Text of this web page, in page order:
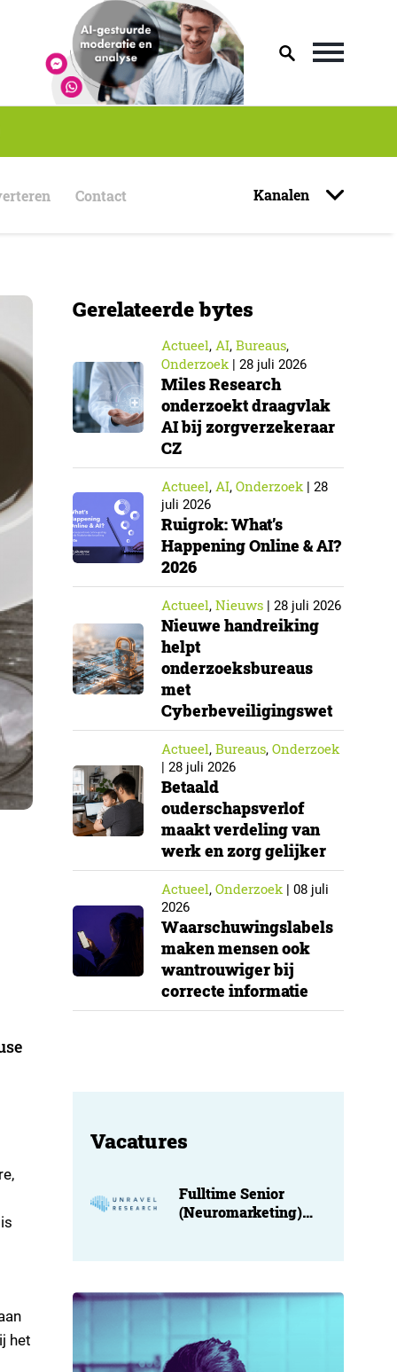
Contact Kanalen
het
Gerelateerde bytes
Actueel, AI, Bureaus,
Onderzoek| 28 juli 2026
Miles Research
onderzoekt draagvlak
AI bij zorgverzekeraar
CZ
Actueel, AI, Onderzoek| 28
juli 2026
Ruigrok: What’s
Happening Online & AI?
2026
Actueel, Nieuws | 28 juli 2026
Nieuwe handreiking
helpt
onderzoeksbureaus
met
Cyberbeveiligingswet
Actueel, Bureaus, Onderzoek
| 28 juli 2026
Betaald
ouderschapsverlof
maakt verdeling van
werk en zorg gelijker
Actueel, Onderzoek| 08 juli
2026
Waarschuwingslabels
maken mensen ook
wantrouwiger bij
correcte informatie
Vacatures
Fulltime Senior
(Neuromarketing)